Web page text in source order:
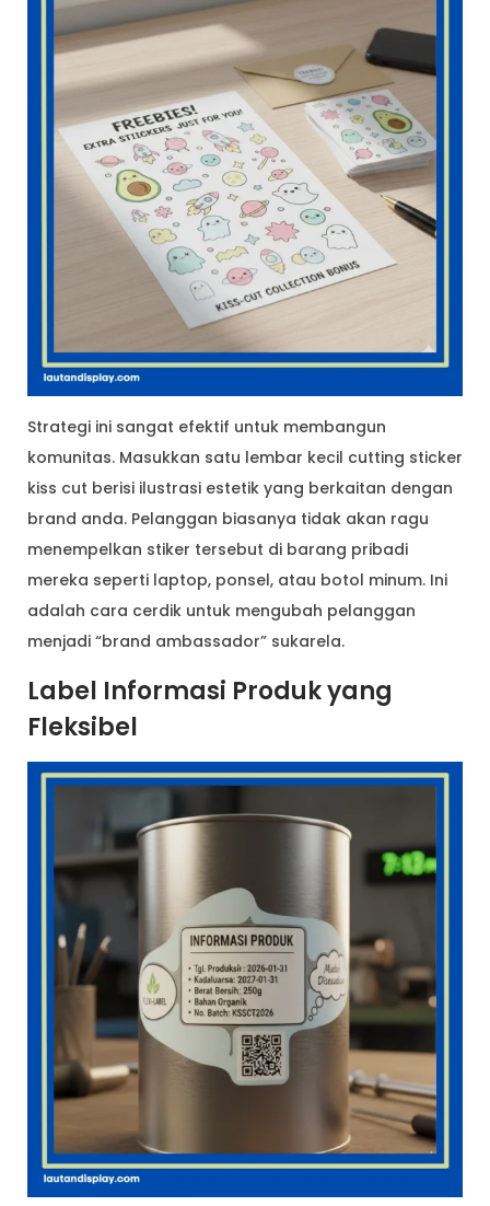
Strategi ini sangat efektif untuk membangun
komunitas. Masukkan satu lembar kecil cutting sticker
kiss cut berisi ilustrasi estetik yang berkaitan dengan
brand anda. Pelanggan biasanya tidak akan ragu
menempelkan stiker tersebut di barang pribadi
mereka seperti laptop, ponsel, atau botol minum. Ini
adalah cara cerdik untuk mengubah pelanggan
menjadi “brand ambassador” sukarela.
Label Informasi Produk yang
Fleksibel